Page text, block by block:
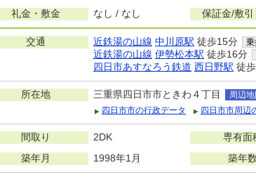
礼金・敷金
なし / なし 保証金/敷引
交通 近鉄湯の山線 中川原駅 徒歩15分 乗
近鉄湯の山線 伊勢松本駅 徒歩16分
四日市あすなろう鉄道 西日野駅 徒
所在地 三重県四日市市ときわ４丁目
周辺地
四日市市の行政データ
四日市市周辺
間取り 2DK 専有面
築年月 1998年1月 築年数